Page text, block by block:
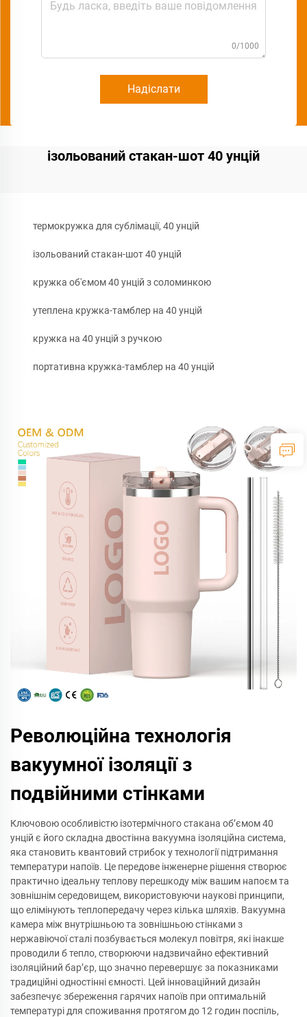
0/1000
Надіслати
ізольований стакан-шот 40 унцій
термокружка для сублімації, 40 унцій
ізольований стакан-шот 40 унцій
кружка об'ємом 40 унцій з соломинкою
утеплена кружка-тамблер на 40 унцій
кружка на 40 унцій з ручкою
портативна кружка-тамблер на 40 унцій
Революційна технологія
вакуумної ізоляції з
подвійними стінками
Ключовою особливістю ізотермічного стакана об’ємом 40
унцій є його складна двостінна вакуумна ізоляційна система,
яка становить квантовий стрибок у технології підтримання
температури напоїв. Це передове інженерне рішення створює
практично ідеальну теплову перешкоду між вашим напоєм та
зовнішнім середовищем, використовуючи наукові принципи,
що елімінують теплопередачу через кілька шляхів. Вакуумна
камера між внутрішньою та зовнішньою стінками з
нержавіючої сталі позбувається молекул повітря, які інакше
проводили б тепло, створюючи надзвичайно ефективний
ізоляційний бар’єр, що значно перевершує за показниками
традиційні одностінні ємності. Цей інноваційний дизайн
забезпечує збереження гарячих напоїв при оптимальній
температурі для споживання протягом до 12 годин поспіль,